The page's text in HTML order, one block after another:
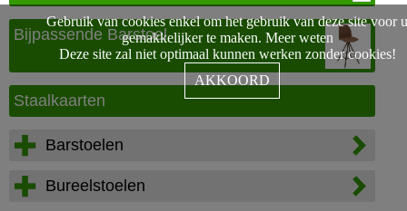
Bijpassende Barstoel
Staalkaarten
Barstoelen
Bureelstoelen
Gebruik van cookies enkel om het gebruik van deze site voor
gemakkelijker te maken. Meer weten
Deze site zal niet optimaal kunnen werken zonder cookies!
AKKOORD